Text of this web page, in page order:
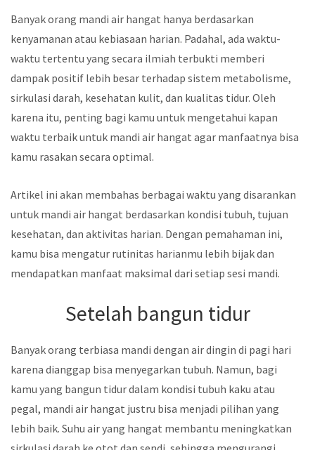
Banyak orang mandi air hangat hanya berdasarkan
kenyamanan atau kebiasaan harian. Padahal, ada waktu-
waktu tertentu yang secara ilmiah terbukti memberi
dampak positif lebih besar terhadap sistem metabolisme,
sirkulasi darah, kesehatan kulit, dan kualitas tidur. Oleh
karena itu, penting bagi kamu untuk mengetahui kapan
waktu terbaik untuk mandi air hangat agar manfaatnya bisa
kamu rasakan secara optimal.
Artikel ini akan membahas berbagai waktu yang disarankan
untuk mandi air hangat berdasarkan kondisi tubuh, tujuan
kesehatan, dan aktivitas harian. Dengan pemahaman ini,
kamu bisa mengatur rutinitas harianmu lebih bijak dan
mendapatkan manfaat maksimal dari setiap sesi mandi.
Setelah bangun tidur
Banyak orang terbiasa mandi dengan air dingin di pagi hari
karena dianggap bisa menyegarkan tubuh. Namun, bagi
kamu yang bangun tidur dalam kondisi tubuh kaku atau
pegal, mandi air hangat justru bisa menjadi pilihan yang
lebih baik. Suhu air yang hangat membantu meningkatkan